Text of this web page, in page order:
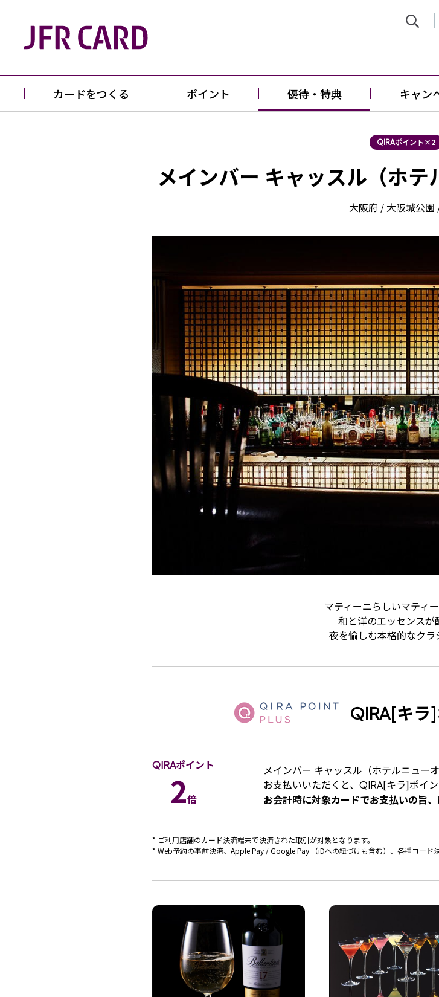
カードをつくる ポイント 優待・特典 キャン
QIRAポイント×2
メインバー キャッスル（ホテ
大阪府 / 大阪城公園
マティーニらしいマティ
和と洋のエッセンスが
夜を愉しむ本格的なクラ
QIRA[キラ
QIRAポイント
2倍
メインバー キャッスル（ホテルニュー
お支払いいただくと、 QIRA[キラ]ポイ
お会計時に対象カードでお支払いの旨、
ご利用店舗のカード決済端末で決済された取引が対象となります。
Web予約の事前決済、Apple Pay / Google Pay （iDへの紐づけも含む）、各種コード